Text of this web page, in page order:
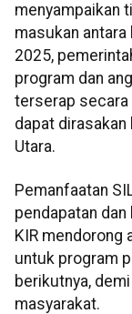
menyampaikan
masukan antara
2025,
program dan
terserap secara
dapat
Utara.
Pemanfaatan
pendapatan dan
KIR mendorong
untuk program
berikutnya,
masyarakat.